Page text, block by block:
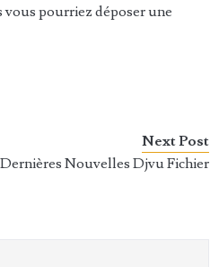
vous pourriez déposer une
Next Post
Dernières Nouvelles Djvu Fichier